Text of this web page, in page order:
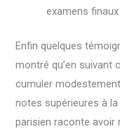
examens finaux
Enfin quelques
montré qu’en suivant
cumuler
notes supérieures à
parisien raconte avoir